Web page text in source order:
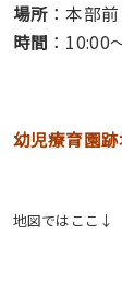
場所 ：本部前
時間 ：10:00
幼児療育園
地図ではここ↓